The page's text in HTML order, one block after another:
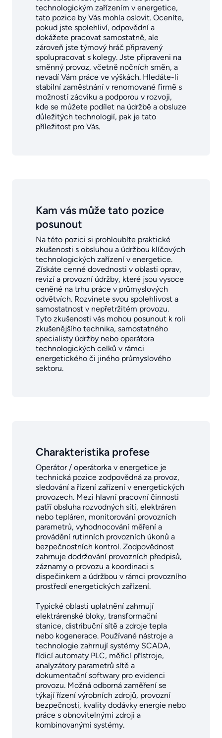
technologickým zařízením v energetice,
tato pozice by Vás mohla oslovit. Oceníte,
pokud jste spolehliví, odpovědní a
dokážete pracovat samostatně, ale
zároveň jste týmový hráč připravený
spolupracovat s kolegy. Jste připraveni na
směnný provoz, včetně nočních směn, a
nevadí Vám práce ve výškách. Hledáte-li
stabilní zaměstnání v renomované firmě s
možností zácviku a podporou v rozvoji,
kde se můžete podílet na údržbě a obsluze
důležitých technologií, pak je tato
příležitost pro Vás.
Kam vás může tato pozice
posunout
Na této pozici si prohloubíte praktické
zkušenosti s obsluhou a údržbou klíčových
technologických zařízení v energetice.
Získáte cenné dovednosti v oblasti oprav,
revizí a provozní údržby, které jsou vysoce
ceněné na trhu práce v průmyslových
odvětvích. Rozvinete svou spolehlivost a
samostatnost v nepřetržitém provozu.
Tyto zkušenosti vás mohou posunout k roli
zkušenějšího technika, samostatného
specialisty údržby nebo operátora
technologických celků v rámci
energetického či jiného průmyslového
sektoru.
Charakteristika profese
Operátor / operátorka v energetice je
technická pozice zodpovědná za provoz,
sledování a řízení zařízení v energetických
provozech. Mezi hlavní pracovní činnosti
patří obsluha rozvodných sítí, elektráren
nebo tepláren, monitorování provozních
parametrů, vyhodnocování měření a
provádění rutinních provozních úkonů a
bezpečnostních kontrol. Zodpovědnost
zahrnuje dodržování provozních předpisů,
záznamy o provozu a koordinaci s
dispečinkem a údržbou v rámci provozního
prostředí energetických zařízení.
Typické oblasti uplatnění zahrnují
elektrárenské bloky, transformační
stanice, distribuční sítě a zdroje tepla
nebo kogenerace. Používané nástroje a
technologie zahrnují systémy SCADA,
řídicí automaty PLC, měřicí přístroje,
analyzátory parametrů sítě a
dokumentační softwary pro evidenci
provozu. Možná odborná zaměření se
týkají řízení výrobních zdrojů, provozní
bezpečnosti, kvality dodávky energie nebo
práce s obnovitelnými zdroji a
kombinovanými systémy.